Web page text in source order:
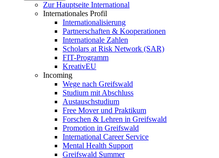
Zur Hauptseite International
Internationales Profil
Internationalisierung
Partnerschaften & Kooperationen
Internationale Zahlen
Scholars at Risk Network (SAR)
FIT-Programm
KreativEU
Incoming
Wege nach Greifswald
Studium mit Abschluss
Austauschstudium
Free Mover und Praktikum
Forschen & Lehren in Greifswald
Promotion in Greifswald
International Career Service
Mental Health Support
Greifswald Summer